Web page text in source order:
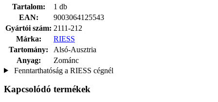
Tartalom:
1 db
EAN:
9003064125543
Gyártói szám: 2111-212
Márka:
RIESS
Tartomány:
Alsó-Ausztria
Anyag:
Zománc
Fenntarthatóság a RIESS cégnél
Kapcsolódó termékek